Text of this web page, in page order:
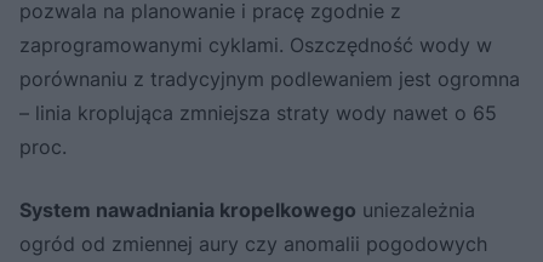
pozwala na planowanie i pracę zgodnie z
zaprogramowanymi cyklami. Oszczędność wody w
porównaniu z tradycyjnym podlewaniem jest ogromna
– linia kroplująca zmniejsza straty wody nawet o 65
proc.
System nawadniania kropelkowego uniezależnia
ogród od zmiennej aury czy anomalii pogodowych